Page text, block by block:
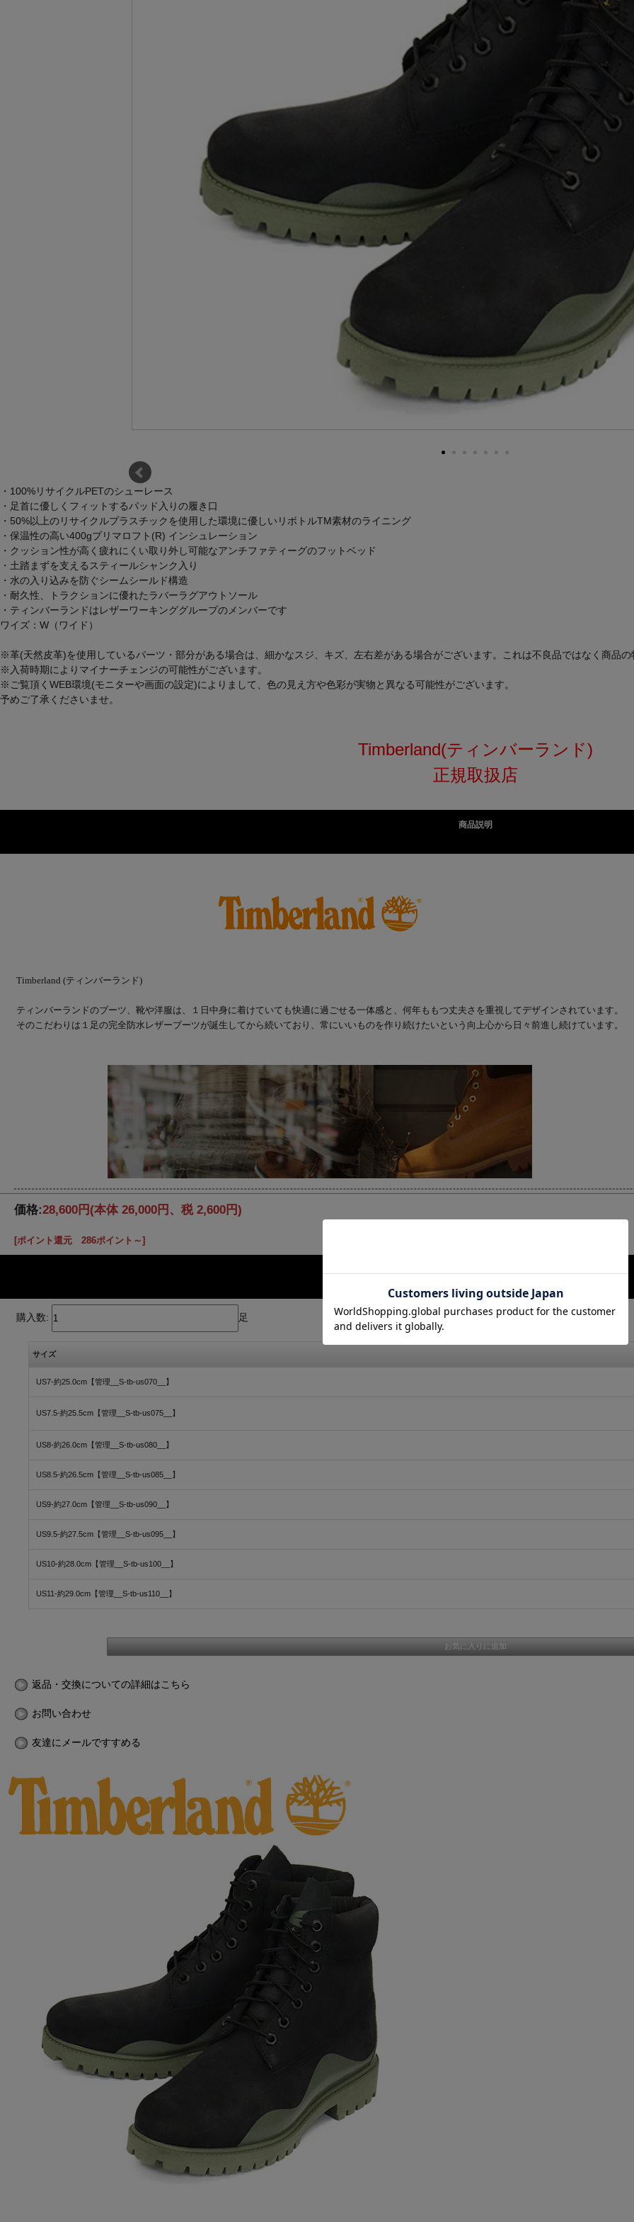
・100%リサイクルPETのシューレース
・足首に優しくフィットするパッド入りの履き口
・50%以上のリサイクルプラスチックを使用した環境に優しいリボトルTM素材のライニング
・保温性の高い400gプリマロフト(R) インシュレーション
・クッション性が高く疲れにくい取り外し可能なアンチファティーグのフットベッド
・土踏まずを支えるスティールシャンク入り
・水の入り込みを防ぐシームシールド構造
・耐久性、トラクションに優れたラバーラグアウトソール
・ティンバーランドはレザーワーキンググループのメンバーです
ワイズ：W（ワイド）
※革(天然皮革)を使用しているパーツ・部分がある場合は、細かなスジ、キズ、左右差がある場合がございます。これは不良品ではなく商品の
※入荷時期によりマイナーチェンジの可能性がございます。
※ご覧頂くWEB環境(モニターや画面の設定)によりまして、色の見え方や色彩が実物と異なる可能性がございます。
予めご了承くださいませ。
Timberland(ティンバーランド)
正規取扱店
商品説明
Timberland (ティンバーランド)
ティンバーランドのブーツ、靴や洋服は、１日中身に着けていても快適に過ごせる一体感と、何年ももつ丈夫さを重視してデザインされています。
そのこだわりは１足の完全防水レザーブーツが誕生してから続いており、常にいいものを作り続けたいという向上心から日々前進し続けています。
価格:28,600円 (本体 26,000円、税 2,600円)
[ポイント還元 286ポイント～]
購入数: 足
サイズ
US7-約25.0cm【管理__S-tb-us070__】
US7.5-約25.5cm【管理__S-tb-us075__】
US8-約26.0cm【管理__S-tb-us080__】
US8.5-約26.5cm【管理__S-tb-us085__】
US9-約27.0cm【管理__S-tb-us090__】
US9.5-約27.5cm【管理__S-tb-us095__】
US10-約28.0cm【管理__S-tb-us100__】
US11-約29.0cm【管理__S-tb-us110__】
返品・交換についての詳細はこちら
お問い合わせ
友達にメールですすめる